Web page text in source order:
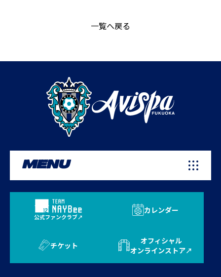
一覧へ戻る
MENU
公式ファンクラブ
カレンダー
チケット
オフィシャル
オンラインストア